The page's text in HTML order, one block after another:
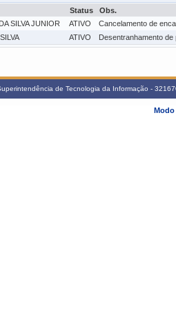
Status
Obs.
SILVA JUNIOR ATIVO
Cancelamento de
ATIVO Desentranhamento
de Tecnologia da Informação -
Modo